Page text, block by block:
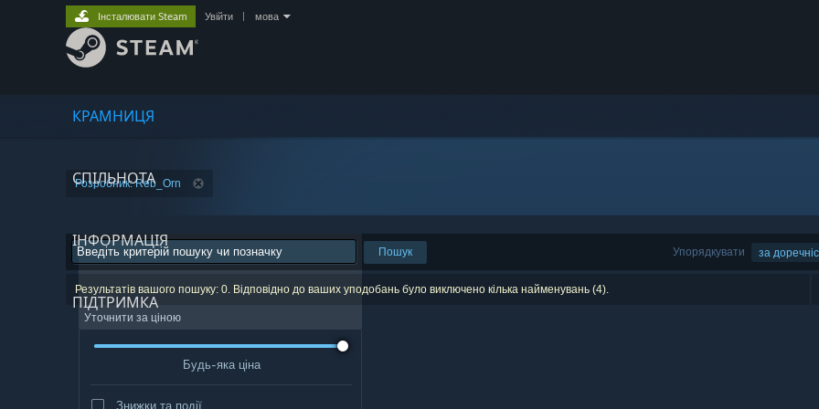
КРАМНИЦЯ
СПІЛЬНОТА
ІНФОРМАЦІЯ
ПІДТРИМКА
Інсталювати Steam Увійти мова
Розробник: Reb_Orn
Упорядкувати за
Пошук
Результатів вашого пошуку: 0. Відповідно до ваших уподобань було виключено кілька найменувань (4).
Уточнити за ціною
Будь-яка ціна
Знижки та події